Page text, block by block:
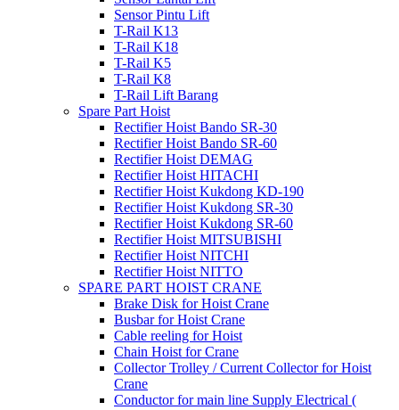
Sensor Pintu Lift
T-Rail K13
T-Rail K18
T-Rail K5
T-Rail K8
T-Rail Lift Barang
Spare Part Hoist
Rectifier Hoist Bando SR-30
Rectifier Hoist Bando SR-60
Rectifier Hoist DEMAG
Rectifier Hoist HITACHI
Rectifier Hoist Kukdong KD-190
Rectifier Hoist Kukdong SR-30
Rectifier Hoist Kukdong SR-60
Rectifier Hoist MITSUBISHI
Rectifier Hoist NITCHI
Rectifier Hoist NITTO
SPARE PART HOIST CRANE
Brake Disk for Hoist Crane
Busbar for Hoist Crane
Cable reeling for Hoist
Chain Hoist for Crane
Collector Trolley / Current Collector for Hoist
Crane
Conductor for main line Supply Electrical (